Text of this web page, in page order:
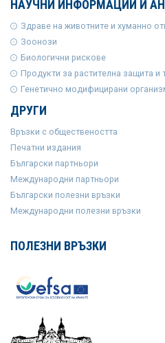
НАУЧНИ ИНФОРМАЦИИ И
Здраве на животните и хуманно
Зоонози
Биологични рискове
Продукти за растителна защита и
Генетично модифицирани
ДРУГИ
Връзки с обществеността
Печатни издания
Български партньори
Международни партньори
Български полезни връзки
Международни полезни връзки
ПОЛЕЗНИ ВРЪЗКИ